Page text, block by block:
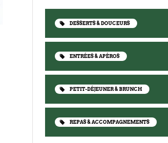
DESSERTS & DOUCEURS
ENTRÉES & APÉROS
PETIT-DÉJEUNER & BRUNCH
REPAS & ACCOMPAGNEMENTS